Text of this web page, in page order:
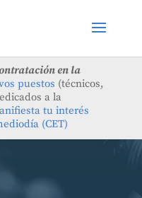
en la
puestos (técnicos,
a la
tu interés
(CET)